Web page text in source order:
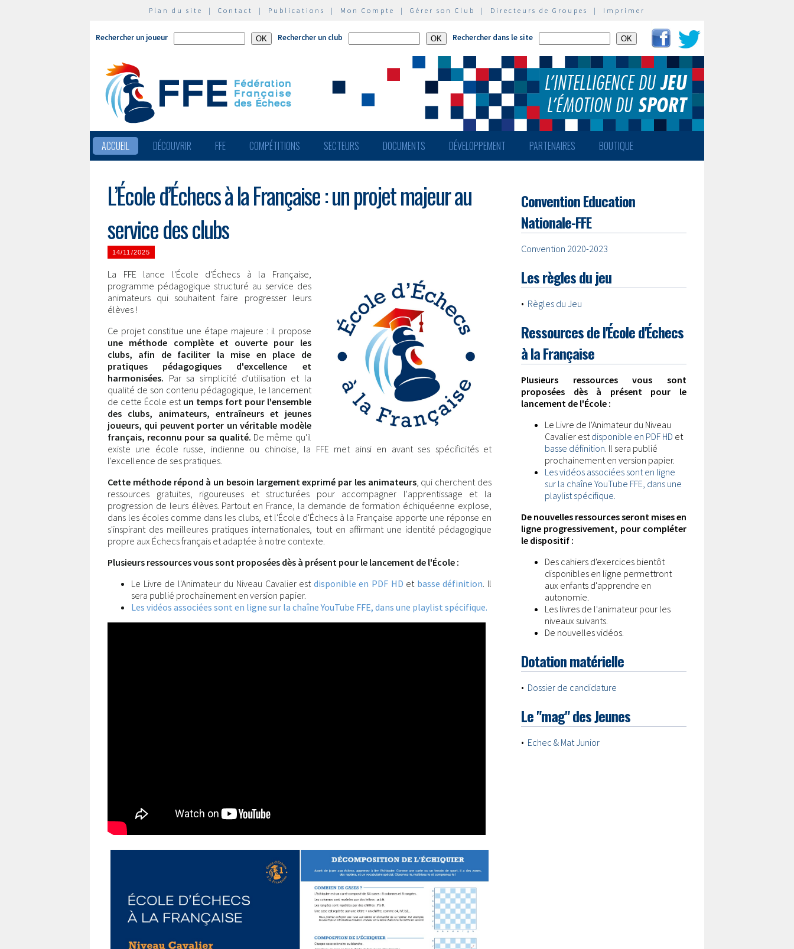
Plan du site | Contact | Publications | Mon Compte | Gérer son Club | Directeurs de Groupes | Imprimer
Rechercher un joueur Rechercher un club Rechercher dans le site
ACCUEIL DÉCOUVRIR FFE COMPÉTITIONS SECTEURS DOCUMENTS DÉVELOPPEMENT PARTENAIRES BOUTIQUE
L’École d’Échecs à la Française : un projet majeur au
service des clubs
14/11/2025
La FFE lance l'École d'Échecs à la Française,
programme pédagogique structuré au service des
animateurs qui souhaitent faire progresser leurs
élèves !
Ce projet constitue une étape majeure : il propose
une méthode complète et ouverte pour les
clubs, afin de faciliter la mise en place de
pratiques pédagogiques d'excellence et
harmonisées. Par sa simplicité d'utilisation et la
qualité de son contenu pédagogique, le lancement
de cette École est un temps fort pour l'ensemble
des clubs, animateurs, entraîneurs et jeunes
joueurs, qui peuvent porter un véritable modèle
français, reconnu pour sa qualité. De même qu'il
existe une école russe, indienne ou chinoise, la FFE met ainsi en avant ses spécificités et
l'excellence de ses pratiques.
Cette méthode répond à un besoin largement exprimé par les animateurs, qui cherchent des
ressources gratuites, rigoureuses et structurées pour accompagner l'apprentissage et la
progression de leurs élèves. Partout en France, la demande de formation échiquéenne explose,
dans les écoles comme dans les clubs, et l'École d'Échecs à la Française apporte une réponse en
s'inspirant des meilleures pratiques internationales, tout en affirmant une identité pédagogique
propre aux Échecs français et adaptée à notre contexte.
Plusieurs ressources vous sont proposées dès à présent pour le lancement de l'École :
Le Livre de l'Animateur du Niveau Cavalier est disponible en PDF HD et basse définition. Il
sera publié prochainement en version papier.
Les vidéos associées sont en ligne sur la chaîne YouTube FFE, dans une playlist spécifique.
Convention Education
Nationale-FFE
Convention 2020-2023
Les règles du jeu
• Règles du Jeu
Ressources de l'École d'Échecs
à la Française
Plusieurs ressources vous sont
proposées dès à présent pour le
lancement de l'École :
Le Livre de l'Animateur du Niveau
Cavalier est disponible en PDF HD et
basse définition . Il sera publié
prochainement en version papier.
Les vidéos associées sont en ligne
sur la chaîne YouTube FFE, dans une
playlist spécifique.
De nouvelles ressources seront mises en
ligne progressivement, pour compléter
le dispositif :
Des cahiers d'exercices bientôt
disponibles en ligne permettront
aux enfants d'apprendre en
autonomie.
Les livres de l'animateur pour les
niveaux suivants.
De nouvelles vidéos.
Dotation matérielle
• Dossier de candidature
Le "mag" des Jeunes
• Echec & Mat Junior